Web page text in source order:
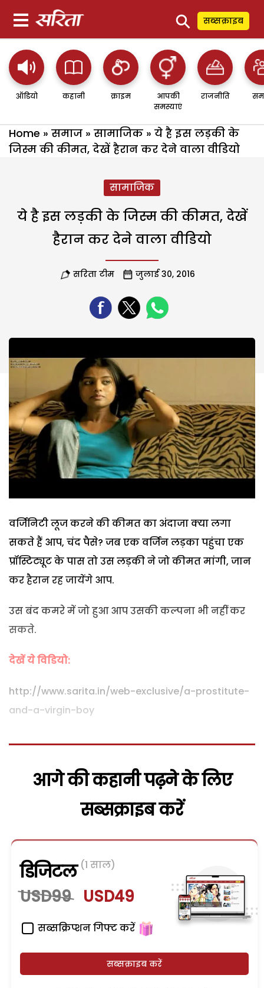
⚲ सब्सक्राइब
ऑडियो कहानी क्राइम
आपकी
समस्याएं
राजनीति
Home » समाज » सामाजिक » ये है इस लड़की के
जिस्म की कीमत, देखें हैरान कर देने वाला वीडियो
सामाजिक
ये है इस लड़की के जिस्म की कीमत, देखें
हैरान कर देने वाला वीडियो
सरिता टीम जुलाई 30, 2016
वर्जिनिटी लूज करने की कीमत का अंदाजा क्या लगा
सकते हैं आप, चंद पैसे? जब एक वर्जिन लड़का पहुंचा एक
प्रॉस्टिट्यूट के पास तो उस लड़की ने जो कीमत मांगी, जान
कर हैरान रह जायेंगे आप.
उस बंद कमरे में जो हुआ आप उसकी कल्पना भी नहीं कर
सकते.
देखें ये विडियो:
http://www.sarita.in/web-exclusive/a-prostitute-
and-a-virgin-boy
आगे की कहानी पढ़ने के लिए
सब्सक्राइब करें
डिजिटल (1 साल)
USD99 USD49
सब्सक्रिप्शन गिफ्ट करें
सब्सक्राइब करें